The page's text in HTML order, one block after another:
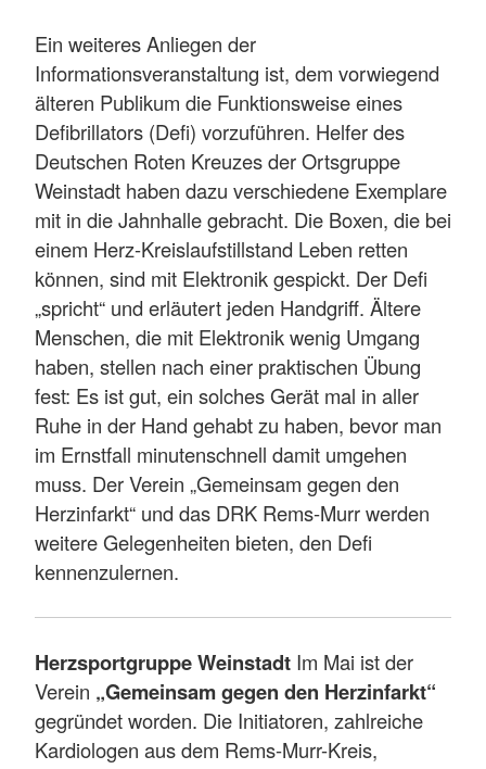
Ein weiteres Anliegen der
Informationsveranstaltung ist, dem vorwiegend
älteren Publikum die Funktionsweise eines
Defibrillators (Defi) vorzuführen. Helfer des
Deutschen Roten Kreuzes der Ortsgruppe
Weinstadt haben dazu verschiedene Exemplare
mit in die Jahnhalle gebracht. Die Boxen, die bei
einem Herz-Kreislaufstillstand Leben retten
können, sind mit Elektronik gespickt. Der Defi
„spricht“ und erläutert jeden Handgriff. Ältere
Menschen, die mit Elektronik wenig Umgang
haben, stellen nach einer praktischen Übung
fest: Es ist gut, ein solches Gerät mal in aller
Ruhe in der Hand gehabt zu haben, bevor man
im Ernstfall minutenschnell damit umgehen
muss. Der Verein „Gemeinsam gegen den
Herzinfarkt“ und das DRK Rems-Murr werden
weitere Gelegenheiten bieten, den Defi
kennenzulernen.
Herzsportgruppe Weinstadt Im Mai ist der
Verein „Gemeinsam gegen den Herzinfarkt“
gegründet worden. Die Initiatoren, zahlreiche
Kardiologen aus dem Rems-Murr-Kreis,